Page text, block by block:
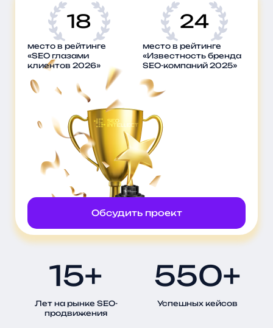
18
место в рейтинге
«SEO глазами
клиентов 2026»
24
место в рейтинге
«Известность бренда
SEO-компаний 2025»
Обсудить проект
15+
Лет на рынке SEO-
продвижения
550+
Успешных кейсов